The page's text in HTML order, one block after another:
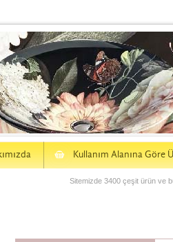
Kullanım Alanına Göre
S
Sitemizde 3400 çeşit ürün ve